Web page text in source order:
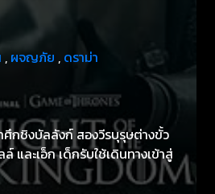
, ผจญภัย , ดราม่า
และเอ็ก เด็กรับใช้เดินทางเข้าสู่